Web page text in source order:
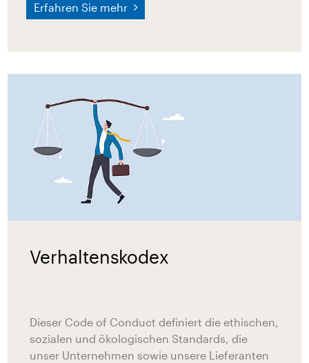
Erfahren Sie mehr
Verhaltenskodex
Dieser Code of Conduct definiert die ethischen,
sozialen und ökologischen Standards, die
unser Unternehmen sowie unsere Lieferanten